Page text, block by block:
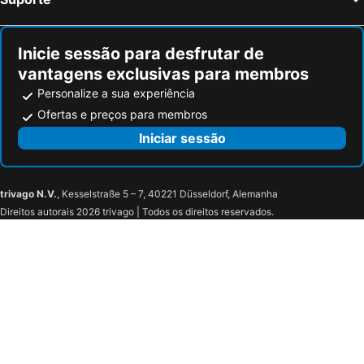
Inicie sessão para desfrutar de
vantagens exclusivas para membros
Personalize a sua experiência
Ofertas e preços para membros
Iniciar sessão
trivago N.V., Kesselstraße 5 – 7, 40221 Düsseldorf, Alemanha
Direitos autorais 2026 trivago | Todos os direitos reservados.